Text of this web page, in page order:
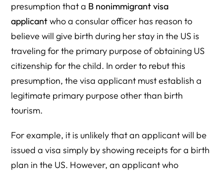
presumption that a B nonimmigrant visa
applicantwho a consular officer has reason to
believe will give birth during her stay in the US is
traveling for the primary purpose of obtaining US
citizenship for the child. In order to rebut this
presumption, the visa applicant must establish a
legitimate primary purpose other than birth
tourism.
For example, it is unlikely that an applicant will be
issued a visa simply by showing receipts for a birth
plan in the US. However, an applicant who